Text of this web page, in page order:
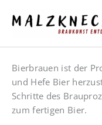
Inhalt
Bierbrauen ist der
und Hefe Bier
Schritte des
zum fertigen Bier.